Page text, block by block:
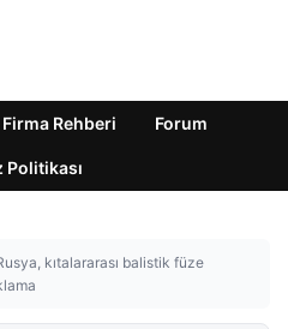
Firma Rehberi Forum
Politikası
kıtalararası balistik füze